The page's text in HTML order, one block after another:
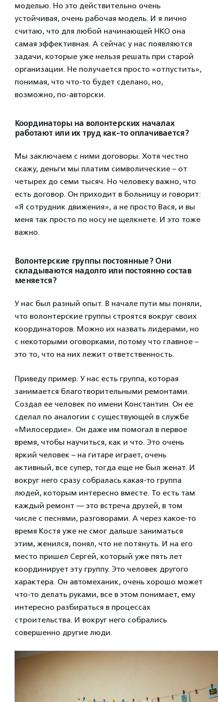
моделью. Но это действительно очень
устойчивая, очень рабочая модель. И я лично
считаю, что для любой начинающей НКО она
самая эффективная. А сейчас у нас появляются
задачи, которые уже нельзя решать при старой
организации. Не получается просто «отпустить»,
понимая, что что-то будет сделано, но,
возможно, по-авторски.
Координаторы на волонтерских началах
работают или их труд как-то оплачивается?
Мы заключаем с ними договоры. Хотя честно
скажу, деньги мы платим символические – от
четырех до семи тысяч. Но человеку важно, что
есть договор. Он приходит в больницу и говорит:
«Я сотрудник движения», а не просто Вася, и вы
меня так просто по носу не щелкнете. И это тоже
важно.
Волонтерские группы постоянные? Они
складываются надолго или постоянно состав
меняется?
У нас был разный опыт. В начале пути мы поняли,
что волонтерские группы строятся вокруг своих
координаторов. Можно их назвать лидерами, но
с некоторыми оговорками, потому что главное –
это то, что на них лежит ответственность.
Приведу пример. У нас есть группа, которая
занимается благотворительными ремонтами.
Создал ее человек по имени Константин. Он ее
сделал по аналогии с существующей в службе
«Милосердие». Он даже им помогал в первое
время, чтобы научиться, как и что. Это очень
яркий человек – на гитаре играет, очень
активный, все супер, тогда еще не был женат. И
вокруг него сразу собралась какая-то группа
людей, которым интересно вместе. То есть там
каждый ремонт — это встреча друзей, в том
числе с песнями, разговорами. А через какое-то
время Костя уже не смог дальше заниматься
этим, женился, понял, что не потянуть. И на его
место пришел Сергей, который уже пять лет
координирует эту группу. Это человек другого
характера. Он автомеханик, очень хорошо может
что-то делать руками, все в этом понимает, ему
интересно разбираться в процессах
строительства. И вокруг него собрались
совершенно другие люди.